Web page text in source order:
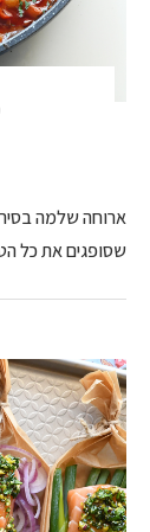
ארוחה שלמה בסיר
שסופגים את כל